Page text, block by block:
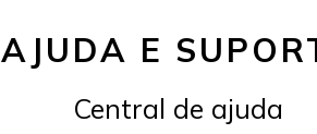
AJUDA E
Central de ajuda